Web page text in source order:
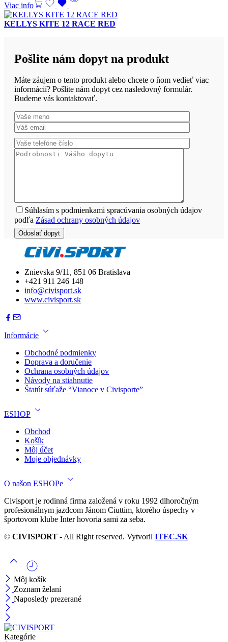
Viac info
KELLYS KITE 12 RACE RED
Pošlite nám dopyt na produkt
Máte záujem o tento produkt alebo chcete o ňom vedieť viac
informácií? Pošlite nám dopyt cez nasledovný formulár.
Budeme vás kontaktovať.
Súhlasím s podmienkami spracúvania osobných údajov
podľa Zásad ochrany osobných údajov
Znievska 9/11, 851 06 Bratislava
+421 911 246 148
info@civisport.sk
www.civisport.sk
Informácie
Obchodné podmienky
Doprava a doručenie
Ochrana osobných údajov
Návody na stiahnutie
Štatút súťaže “Vianoce v Civisporte”
ESHOP
Obchod
Košík
Môj účet
Moje objednávky
O našon ESHOPe
Civisport je rodinná firma založená v roku 1992 dlhoročným
profesionálnym jazdcom Jánom Ciuttim, ktorého úspechy v
športovom klube Inter hovoria sami za seba.
© CIVISPORT - All Right reserved. Vytvoril ITEC.SK
Môj košík
Zoznam želaní
Naposledy prezerané
Kategórie